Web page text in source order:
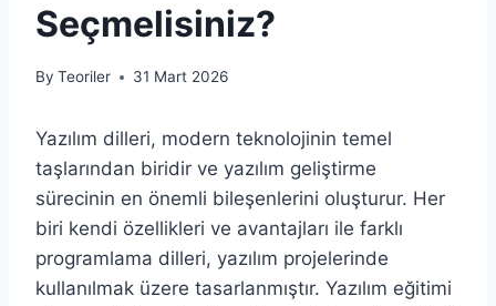
Seçmelisiniz?
By Teoriler 31 Mart 2026
Yazılım dilleri, modern teknolojinin temel
taşlarından biridir ve yazılım geliştirme
sürecinin en önemli bileşenlerini oluşturur. Her
biri kendi özellikleri ve avantajları ile farklı
programlama dilleri, yazılım projelerinde
kullanılmak üzere tasarlanmıştır. Yazılım eğitimi